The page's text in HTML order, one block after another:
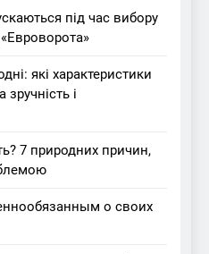
під час вибору
які характеристики
і
7 природних причин,
о своих